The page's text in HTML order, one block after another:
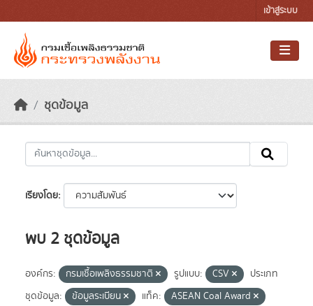
เข้าสู่ระบบ
ชุดข้อมูล
เรียงโดย
พบ 2 ชุดข้อมูล
องค์กร: กรมเชื้อเพลิงธรรมชาติ รูปแบบ: CSV
ประเภท
ชุดข้อมูล:
ข้อมูลระเบียน แท็ค:
ASEAN Coal Award